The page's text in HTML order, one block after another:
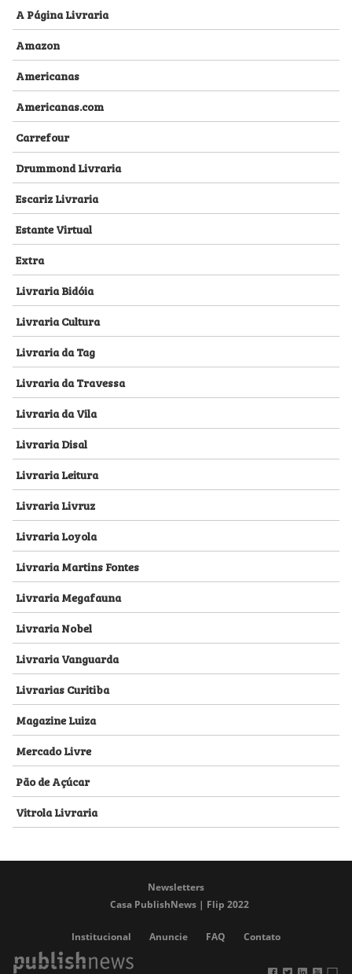
A Página Livraria
Amazon
Americanas
Americanas.com
Carrefour
Drummond Livraria
Escariz Livraria
Estante Virtual
Extra
Livraria Bidóia
Livraria Cultura
Livraria da Tag
Livraria da Travessa
Livraria da Vila
Livraria Disal
Livraria Leitura
Livraria Livruz
Livraria Loyola
Livraria Martins Fontes
Livraria Megafauna
Livraria Nobel
Livraria Vanguarda
Livrarias Curitiba
Magazine Luiza
Mercado Livre
Pão de Açúcar
Vitrola Livraria
Newsletters
Casa PublishNews | Flip 2022
Institucional Anuncie FAQ Contato